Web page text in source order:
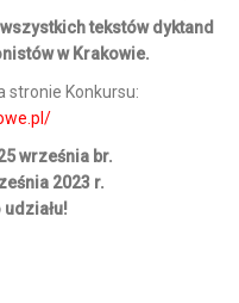
tekstów dyktand
w Krakowie.
stronie Konkursu:
września br.
2023 r.